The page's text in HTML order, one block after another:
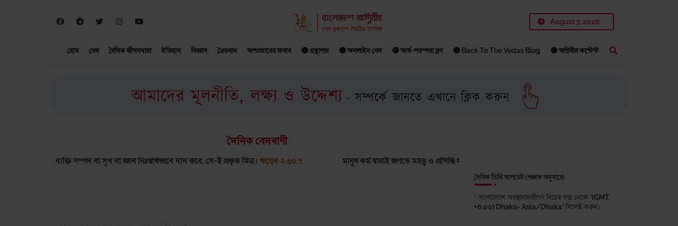
August 7, 2026
হোম বেদ বৈদিক জীবনধারা ইতিহাস বিজ্ঞান ত্রৈতবাদ অপপ্রচারের জবাব 🔴 গ্রন্থাগার 🔴 অনলাইন বেদ 🔴 আর্ষ-পরম্পরা ব্লগ 🔴 Back To The Vedas Blog 🔴 অগ্নিবীর কন্টেন্ট
দৈনিক বেদবাণী
যে ব্যক্তি সম্পদ বা সুখ বা জ্ঞান নিঃস্বার্থভাবে দান করে, সে-ই প্রকৃত মিত্র।ঋগ্বেদ ২.৩০.৭ মানুষ কর্ম দ্বারাই জগতে মহত্ত্ব ও প্রসিদ্ধি লাভ করে।ঋগ্বেদ ৩.৩৬.১
দৈনিক তিথি আপডেট (পঞ্চাঙ্গ অনুসারে)
* বাংলাদেশে অবস্থানকারীগণ নিচের বক্স থেকে '(GMT
+6.00) Dhaka- Asia/Dhaka' সিলেক্ট করুন।